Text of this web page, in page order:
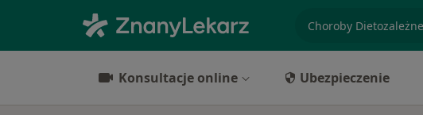
Konsultacje online Ubezpieczenie